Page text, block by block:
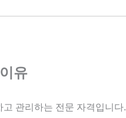
유
관리하는 전문 자격입니다.